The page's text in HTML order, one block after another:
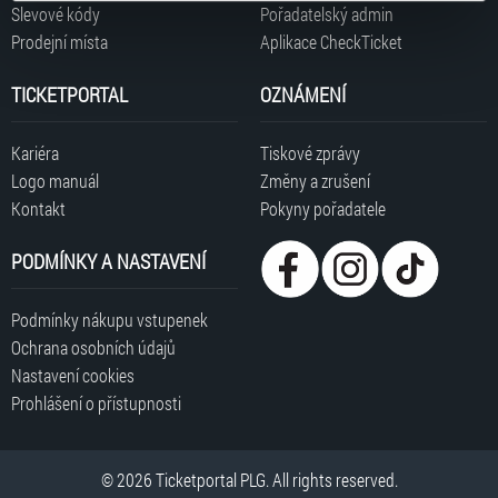
typy cookies používáme, naleznete níže. Možnosti
zpracování upravíte zaškrtnutím příslušné varianty. Svoji
„Cookies a jejich nastavení“.
Slevové kódy
Prodejní místa
Pořadatelský admin
Aplikace CheckTicket
TICKETPORTAL
Kariéra
Logo manuál
Kontakt
OZNÁMENÍ
Tiskové zprávy
Změny a zrušení
Pokyny pořadatele
PODMÍNKY A NASTAVENÍ
Podmínky nákupu vstupenek
Ochrana osobních údajů
Nastavení cookies
Prohlášení o přístupnosti
© 2026 Ticketportal PLG. All rights reserved.